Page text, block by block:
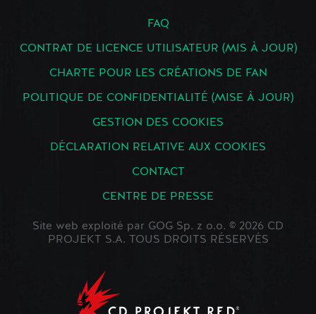
FAQ
CONTRAT DE LICENCE UTILISATEUR (MIS À JOUR)
CHARTE POUR LES CRÉATIONS DE FAN
POLITIQUE DE CONFIDENTIALITÉ (MISE À JOUR)
GESTION DES COOKIES
DÉCLARATION RELATIVE AUX COOKIES
CONTACT
CENTRE DE PRESSE
Site web exploité par GOG Sp. z o.o. © 2026 CD
PROJEKT S.A. TOUS DROITS RÉSERVÉS